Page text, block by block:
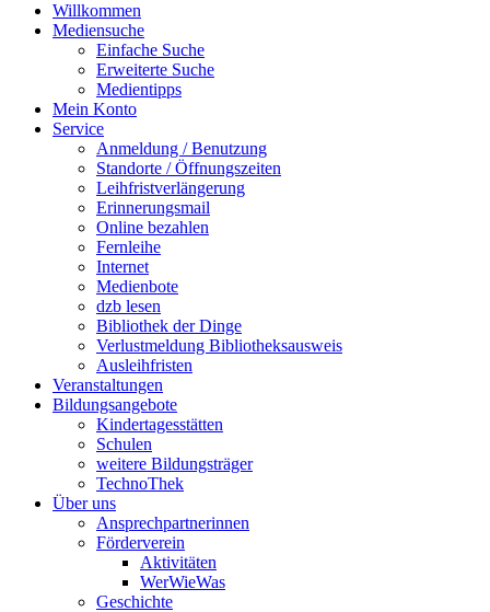
Willkommen
Mediensuche
Einfache Suche
Erweiterte Suche
Medientipps
Mein Konto
Service
Anmeldung / Benutzung
Standorte / Öffnungszeiten
Leihfristverlängerung
Erinnerungsmail
Online bezahlen
Fernleihe
Internet
Medienbote
dzb lesen
Bibliothek der Dinge
Verlustmeldung Bibliotheksausweis
Ausleihfristen
Veranstaltungen
Bildungsangebote
Kindertagesstätten
Schulen
weitere Bildungsträger
TechnoThek
Über uns
Ansprechpartnerinnen
Förderverein
Aktivitäten
WerWieWas
Geschichte